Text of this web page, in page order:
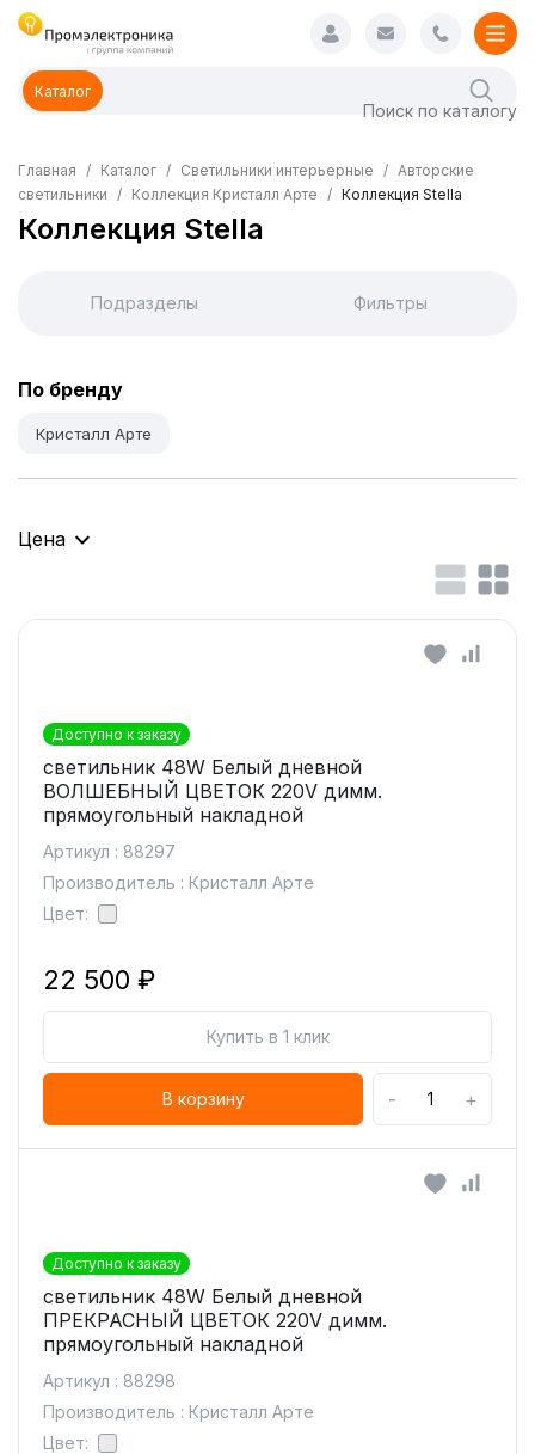
Каталог
Главная Каталог Светильники интерьерные
Авторские
светильники
Коллекция Кристалл Арте Коллекция Stella
Коллекция Stella
Подразделы Фильтры
По бренду
Кристалл Арте
Цена
Доступно к заказу
светильник 48W Белый дневной
ВОЛШЕБНЫЙ ЦВЕТОК 220V димм.
прямоугольный накладной
Артикул : 88297
Производитель : Кристалл Арте
Цвет:
22 500 ₽
Купить в 1 клик
В корзину - +
Доступно к заказу
светильник 48W Белый дневной
ПРЕКРАСНЫЙ ЦВЕТОК 220V димм.
прямоугольный накладной
Артикул : 88298
Производитель : Кристалл Арте
Цвет: